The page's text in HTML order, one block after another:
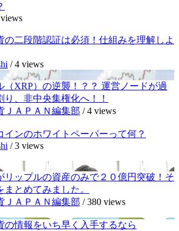
の二段階認証は必須！仕組みを理解しよ
/4 views
（XRP）の逆襲！？？ 運営ノードが過
り、非中央集権化へ！！
ＪＡＰＡＮ編集部 /4 views
インのホワイトペーパーって何？
/3 views
リップルの資産のみで２０億円突破！そ
まとめてみました。
ＪＡＰＡＮ編集部 /380 views
の情報をいち早く入手するなら